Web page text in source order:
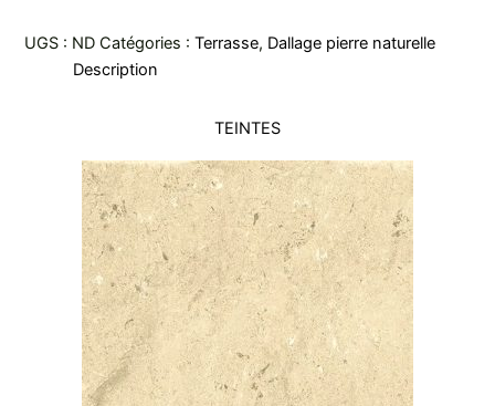
UGS : ND Catégories :Terrasse, Dallage pierre naturelle
Description
TEINTES